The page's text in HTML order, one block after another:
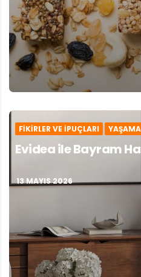
FIKIRLER VE İPUÇLARI
Evidea ile Bayram
13 MAYIS 2026